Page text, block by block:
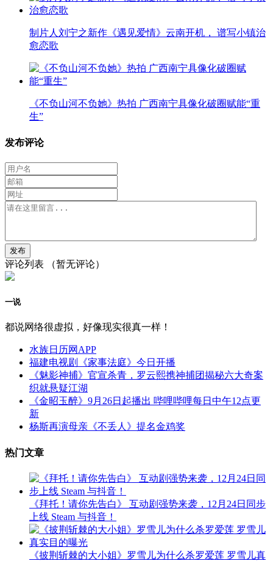
制片人刘宁之新作《遇见爱情》云南开机， 谱写小镇治
愈恋歌
《不负山河不负她》热拍 广西南宁具像化破圈赋能“重
生”
发布评论
评论列表 （暂无评论）
一说
都说网络很虚拟，好像现实很真一样！
水族日历网APP
福建电视剧《家事法庭》今日开播
《魅影神捕》官宣杀青，罗云熙携神捕团揭秘六大奇案
织就悬疑江湖
《金昭玉醉》9月26日起播出 哔哩哔哩每日中午12点更
新
杨斯再演母亲《不丢人》提名金鸡奖
热门文章
《拜托！请你先告白》 互动剧强势来袭，12月24日同步
上线 Steam 与抖音！
《披荆斩棘的大小姐》罗雪儿为什么杀罗爱莲 罗雪儿真